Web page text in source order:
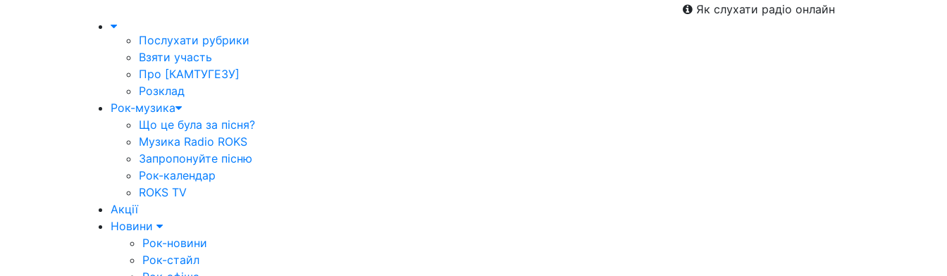
Як слухати радіо онлайн
Послухати рубрики
Взяти участь
Про [КАМТУГЕЗУ]
Розклад
Рок-музика
Що це була за пісня?
Музика Radio ROKS
Запропонуйте пісню
Рок-календар
ROKS TV
Акції
Новини
Рок-новини
Рок-стайл